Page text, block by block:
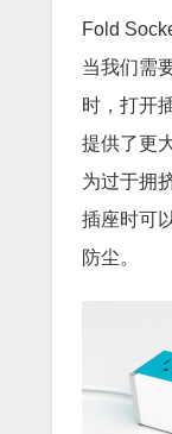
Fold
当我们需
时，打开
提供了更
为过于拥
插座时可
防尘。